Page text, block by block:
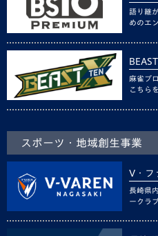
語り継
めのエ
麻雀プ
こちら
スポーツ・地域創生事業
V・フ
長崎県
ークラ